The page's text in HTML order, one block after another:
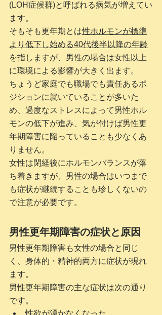
(LOH症候群)と呼ばれる病気が増えてい
ます。
そもそも更年期とは性ホルモンが標準
より低下し始める40代後半以降の年齢
を指しますが、男性の場合は女性以上
に環境による影響が大きく出ます。
ちょうど家庭でも職場でも責任あるポ
ジションに就いていることが多いた
め、過度なストレスによって男性ホル
モンの低下が進み、気が付けば男性更
年期障害に陥っていることも少なくあ
りません。
女性は閉経後にホルモンバランスが落
ち着きますが、男性の場合はいつまで
も症状が継続することも珍しくないの
で注意が必要です。
男性更年期障害の症状と原因
男性更年期障害も女性の場合と同じ
く、身体的・精神的両方に症状が現れ
ます。
男性更年期障害の主な症状は次の通り
です。
性欲が湧かなくなった